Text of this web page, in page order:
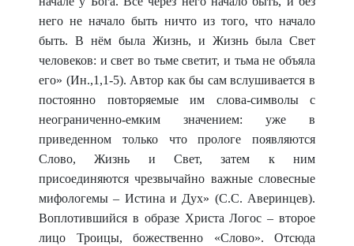
него не начало быть ничто из того, что начало
быть. В нём была Жизнь, и Жизнь была Свет
человеков: и свет во тьме светит, и тьма не объяла
его» (Ин.,1,1-5). Автор как бы сам вслушивается в
постоянно повторяемые им слова-символы с
неограниченно-емким значением: уже в
приведенном только что прологе появляются
Слово, Жизнь и Свет, затем к ним
присоединяются чрезвычайно важные словесные
мифологемы – Истина и Дух» (С.С. Аверинцев).
Воплотившийся в образе Христа Логос – второе
лицо Троицы, божественно «Слово». Отсюда